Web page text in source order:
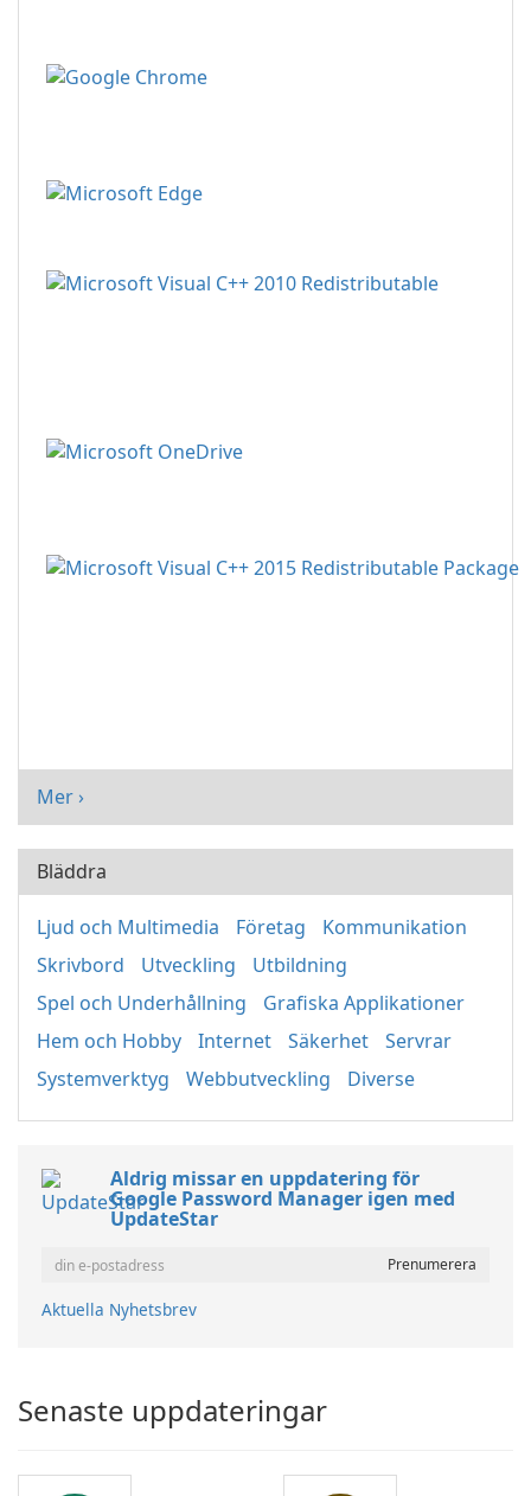
Mer ›
Bläddra
Ljud och Multimedia Företag
Kommunikation
Skrivbord
Utveckling
Utbildning
Spel och Underhållning
Grafiska Applikationer
Hem och Hobby
Internet Säkerhet
Servrar
Systemverktyg
Webbutveckling Diverse
Aldrig missar en uppdatering för
Google Password Manager igen med
UpdateStar
Aktuella Nyhetsbrev
Senaste uppdateringar